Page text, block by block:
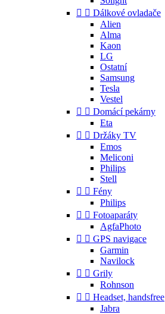
  Dálkové ovladače
Alien
Alma
Kaon
LG
Ostatní
Samsung
Tesla
Vestel
  Domácí pekárny
Eta
  Držáky TV
Emos
Meliconi
Philips
Stell
  Fény
Philips
  Fotoaparáty
AgfaPhoto
  GPS navigace
Garmin
Navilock
  Grily
Rohnson
  Headset, handsfree
Jabra